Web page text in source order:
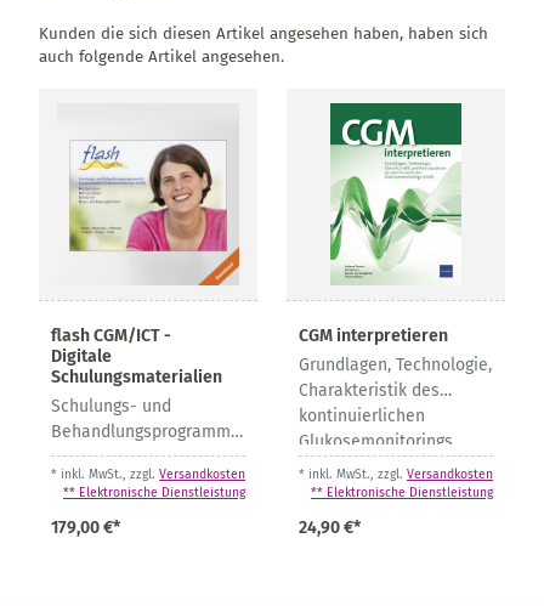
Kunden die sich diesen Artikel angesehen haben, haben sich
auch folgende Artikel angesehen.
flash CGM/ICT -
Digitale
Schulungsmaterialien
179,00 €*
Schulungs- und
Behandlungsprogramm
für Menschen, die ein
Kontinuierliches
benutzen
* inkl. MwSt., zzgl. Versandkosten
** Elektronische Dienstleistung
CGM interpretieren
24,90 €*
Grundlagen, Technologie,
Charakteristik des
kontinuierlichen
Glukosemonitorings
(CGM)
* inkl. MwSt., zzgl. Versandkosten
** Elektronische Dienstleistung